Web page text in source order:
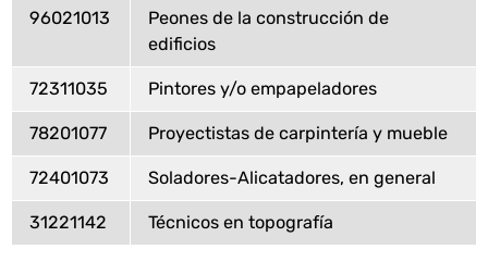
96021013
Peones de la construcción de
edificios
72311035 Pintores y/o empapeladores
78201077 Proyectistas de carpintería y mueble
72401073 Soladores-Alicatadores, en general
31221142 Técnicos en topografía